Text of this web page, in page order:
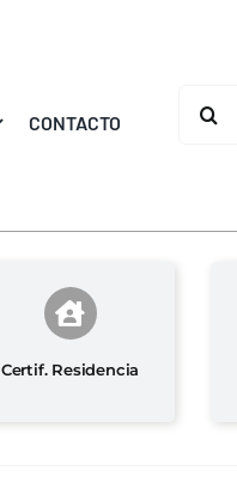
CONTACTO
Buscar:
Certif. Residencia